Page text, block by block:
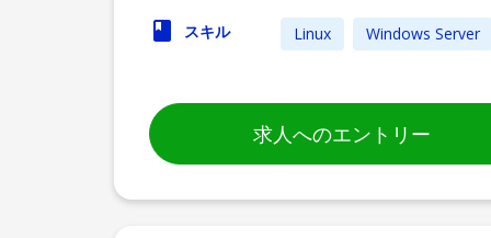
スキル Linux Windows Server
求人へのエントリー